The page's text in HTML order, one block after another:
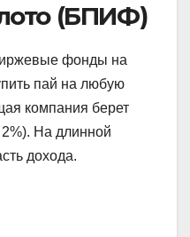
(БПИФ)
фонды на
пай на любую
компания берет
На длинной
дохода.